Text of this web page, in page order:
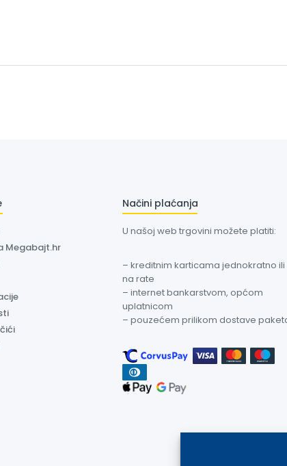
Megabajt.hr
Načini plaćanja
U našoj web trgovini možete platiti:
– kreditnim karticama jednokratno ili
na rate
– internet bankarstvom, općom
uplatnicom
– pouzećem prilikom dostave